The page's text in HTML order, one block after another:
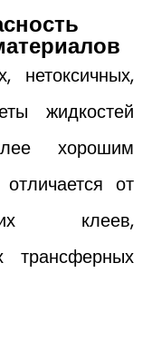
нетоксичных,
жидкостей
хорошим
от
клеев,
трансферных